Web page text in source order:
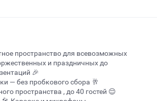
пространство для всевозможных
и праздничных до
🎉
— без пробкового сбора 🥂
пространства , до 40 гостей 😌